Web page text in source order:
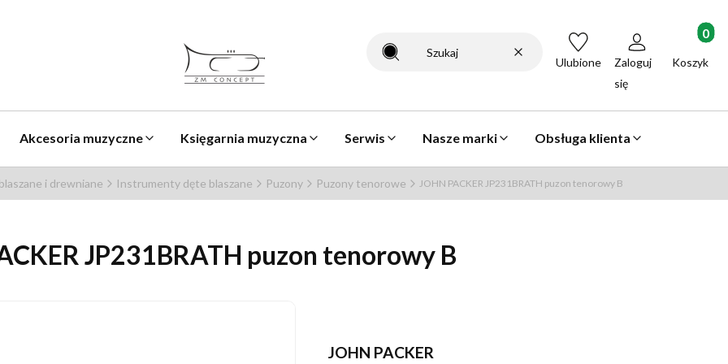
Wyczyść
Szukaj Ulubione
Zaloguj
się
Koszyk
Akcesoria muzyczne Księgarnia muzyczna Serwis Nasze marki Obsługa klienta
i drewniane Instrumenty dęte blaszane Puzony Puzony tenorowe JOHN PACKER JP231BRATH puzon tenorowy B
JP231BRATH puzon tenorowy B
JOHN PACKER